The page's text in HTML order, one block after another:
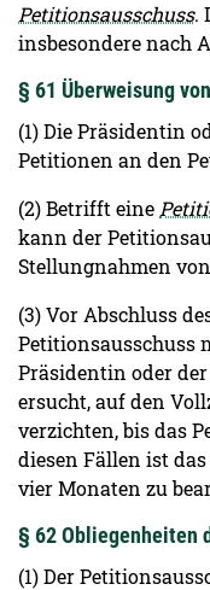
Petitionsausschuss.
insbesondere nach
§ 61 Überweisung
(1) Die Präsidentin
Petitionen an den
(2) Betrifft eine
kann der
Stellungnahmen
(3) Vor Abschluss
Petitionsausschuss
Präsidentin oder
ersucht, auf den
verzichten, bis das
diesen Fällen ist
vier Monaten zu
§ 62 Obliegenheiten
(1) Der